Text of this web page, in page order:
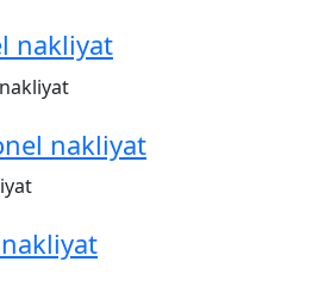
nakliyat
nakliyat